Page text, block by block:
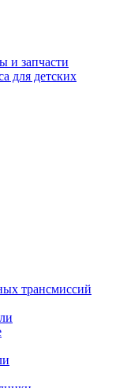
и запчасти
для детских
трансмиссий